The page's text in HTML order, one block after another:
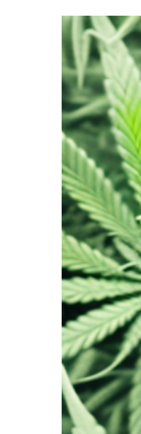
Zeige
grösseres
Bild